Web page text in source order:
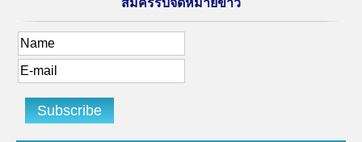
สมัครรับจดหมายข่าว